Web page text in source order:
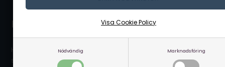
Nödvändig Marknadsföring
Visa Cookie Policy
Kontakta kundservice
Hör av dig till vår kundservice som gärna hjälper dig och
svarar på dina frågor.